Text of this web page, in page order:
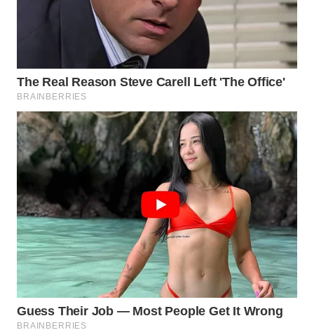
WN
TANJUNG
LESUNG
WN
KARO
WN
SIMALUNGUN
WN
LABUHANBATU
WN
TAPANULI